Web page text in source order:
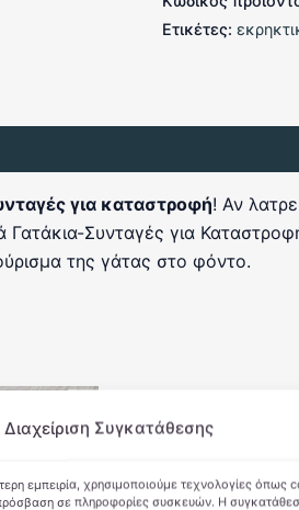
Διαχείριση Συγκατάθεσης
εμπειρία, χρησιμοποιούμε τεχνολογίες όπως
σε πληροφορίες συσκευών. Η
Ετικέτες:
για καταστροφή! Αν
Συνταγές για
της γάτας στο φόντο.